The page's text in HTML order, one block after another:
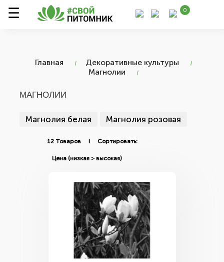
0
Главная
Декоративные культуры
Магнолии
МАГНОЛИИ
Магнолия белая Магнолия розовая
12 Товаров I Сортировать: